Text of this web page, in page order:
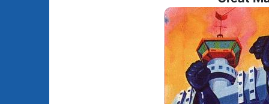
Animes en cours (1)
Animes terminés
Animes licenciés
Mangas en cours
(Privés) (4)
Mangas en cours
(Publics) (11)
Mangas terminés
(Privés) (132)